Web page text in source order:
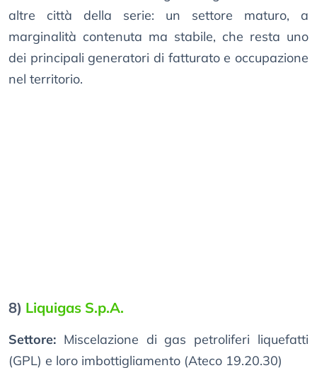
altre città della serie: un settore maturo, a
marginalità contenuta ma stabile, che resta uno
dei principali generatori di fatturato e occupazione
nel territorio.
8) Liquigas S.p.A.
Settore: Miscelazione di gas petroliferi liquefatti
(GPL) e loro imbottigliamento (Ateco 19.20.30)